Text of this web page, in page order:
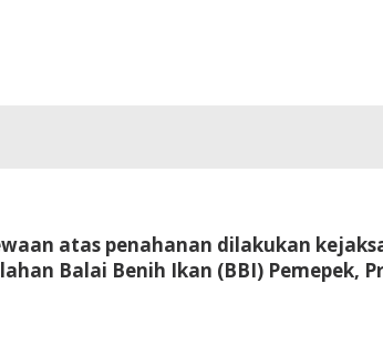
atas penahanan dilakukan
Balai Benih Ikan (BBI) Pemepek,